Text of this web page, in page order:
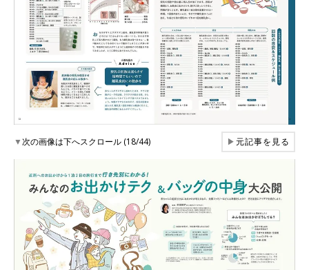
▼次の画像は下へスクロール (18/44) ▶元記事を見る